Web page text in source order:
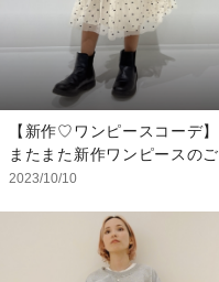
Tシャツ：4YRS/105cm
ボトムス：4YRS/105cm
【新作♡ワンピースコーデ】
またまた新作ワンピースのご
紹介です♡ Babyですがしっ
ピースなので上品にきてもら
えます♪ 黒とオフホワイトの
2色展開です！
2023/10/10